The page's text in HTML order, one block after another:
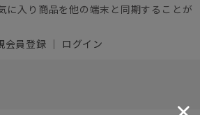
に入り商品を他の端末と同期することが
会員登録 ｜ ログイン